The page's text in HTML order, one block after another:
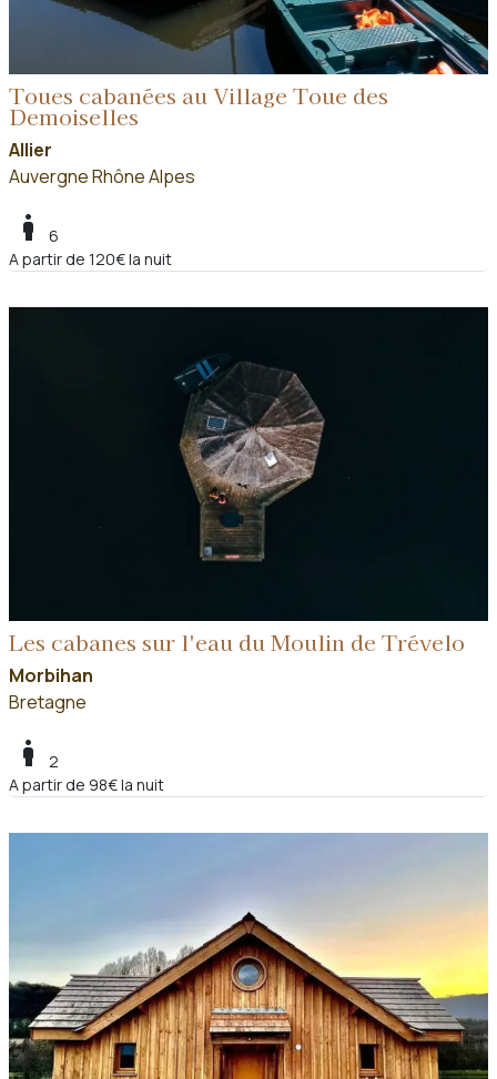
Toues cabanées au Village Toue des
Demoiselles
Allier
Auvergne Rhône Alpes
boy
6
A partir de 120€ la nuit
Les cabanes sur l'eau du Moulin de Trévelo
Morbihan
Bretagne
boy
2
A partir de 98€ la nuit